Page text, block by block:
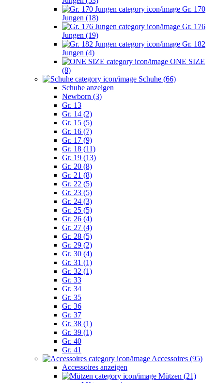
Gr. 170
Jungen (18)
Gr. 176
Jungen (19)
Gr. 182
Jungen (4)
ONE SIZE
(8)
Schuhe (66)
Schuhe anzeigen
Newborn (3)
Gr. 13
Gr. 14 (2)
Gr. 15 (5)
Gr. 16 (7)
Gr. 17 (9)
Gr. 18 (11)
Gr. 19 (13)
Gr. 20 (8)
Gr. 21 (8)
Gr. 22 (5)
Gr. 23 (5)
Gr. 24 (3)
Gr. 25 (5)
Gr. 26 (4)
Gr. 27 (4)
Gr. 28 (5)
Gr. 29 (2)
Gr. 30 (4)
Gr. 31 (1)
Gr. 32 (1)
Gr. 33
Gr. 34
Gr. 35
Gr. 36
Gr. 37
Gr. 38 (1)
Gr. 39 (1)
Gr. 40
Gr. 41
Accessoires (95)
Accessoires anzeigen
Mützen (21)